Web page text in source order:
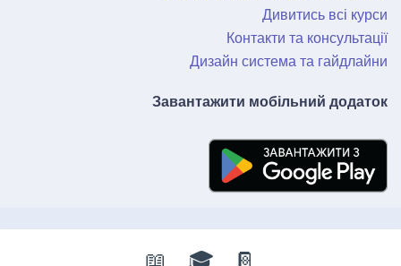
📖 🎓 📔
Дивитись всі курси
Контакти та консультації
Дизайн система та гайдлайни
Завантажити мобільний додаток